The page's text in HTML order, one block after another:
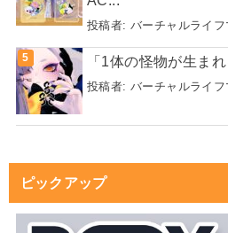
投稿者: バーチャルライ
「1体の怪物が生ま
投稿者: バーチャルライ
ピックアップ